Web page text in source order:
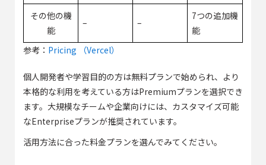
その他の機
能
– –
7つの追加機
能
参考： Pricing （Vercel）
個人開発者や学習目的の方は無料プランで始められ、より
本格的な利用を考えている方はPremiumプランを選択でき
ます。大規模なチームや企業向けには、カスタマイズ可能
なEnterpriseプランが推奨されています。
活用方法に合った料金プランを選んでみてください。